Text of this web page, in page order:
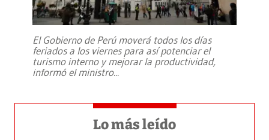
El Gobierno de Perú moverá todos los días
feriados a los viernes para así potenciar el
turismo interno y mejorar la productividad,
informó el ministro...
Lo más leído